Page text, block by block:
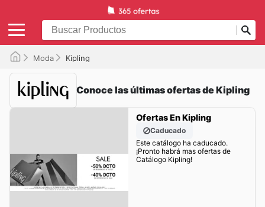
Moda Kipling
Conoce las últimas ofertas de Kipling
Ofertas En Kipling
Caducado
Este catálogo ha caducado.
¡Pronto habrá mas ofertas de
Catálogo Kipling!